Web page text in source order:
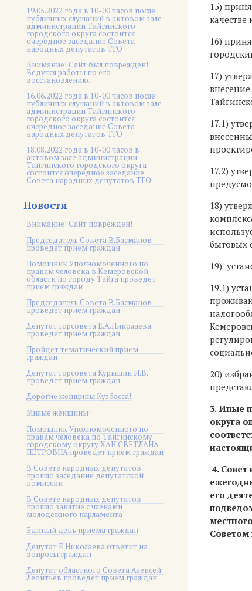
19.05.2022 года в 10-00 часов после
публичных слушаний в актовом зале
администрации Тайгинского
городского округа состоится
очередное заседание Совета
народных депутатов ТГО
Внимание! Сайт был поврежден!
Ведутся работы по его
восстановлению.
16.06.2022 года в 10-00 часов после
публичных слушаний в актовом зале
администрации Тайгинского
городского округа состоится
очередное заседание Совета
народных депутатов ТГО
18.08.2022 года в 10-00 часов в
актовом зале администрации
Тайгинского городского округа
состоится очередное заседание
Совета народных депутатов ТГО
Новости
Внимание! Сайт поврежден!
Председатель Совета В.Басманов
проведет прием граждан
Помощник Уполномоченного по
правам человека в Кемеровской
области по городу Тайга проведет
прием граждан
Председатель Совета В.Басманов
проведет прием граждан
Депутат горсовета Е.А.Николаева
проведет прием граждан
Пройдет тематический прием
граждан
Депутат горсовета Курышин И.В.
проведет прием граждан
Дорогие женщины Кузбасса!
Милые женщины!
Помощник Уполномоченного по
правам человека по Тайгинскому
городскому округу ХАН СВЕТЛАНА
ПЕТРОВНА проведет прием граждан
В Совете народных депутатов
прошло заседание депутатской
комиссии
В Совете народных депутатов
прошло занятие с членами
молодежного парламента
Единый день приема граждан
Депутат Е.Николаева ответит на
вопросы граждан
Депутат областного Совета Алексей
Леонтьев проведет прием граждан
15)
16)
17)
17.1)
17.2)
18)
бытовых
19)
19.1)
20)
3. Иные
округа
4. Совет
его
Советом